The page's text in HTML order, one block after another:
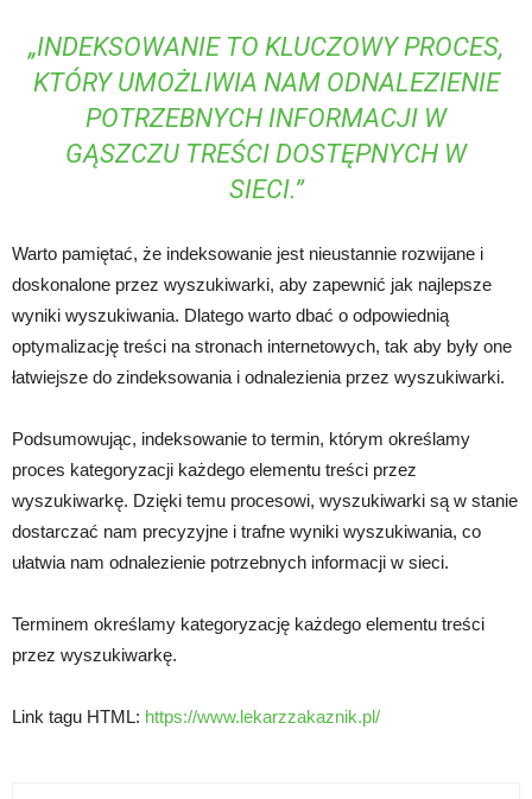
„INDEKSOWANIE TO KLUCZOWY PROCES,
KTÓRY UMOŻLIWIA NAM ODNALEZIENIE
POTRZEBNYCH INFORMACJI W
GĄSZCZU TREŚCI DOSTĘPNYCH W
SIECI.”
Warto pamiętać, że indeksowanie jest nieustannie rozwijane i
doskonalone przez wyszukiwarki, aby zapewnić jak najlepsze
wyniki wyszukiwania. Dlatego warto dbać o odpowiednią
optymalizację treści na stronach internetowych, tak aby były one
łatwiejsze do zindeksowania i odnalezienia przez wyszukiwarki.
Podsumowując, indeksowanie to termin, którym określamy
proces kategoryzacji każdego elementu treści przez
wyszukiwarkę. Dzięki temu procesowi, wyszukiwarki są w stanie
dostarczać nam precyzyjne i trafne wyniki wyszukiwania, co
ułatwia nam odnalezienie potrzebnych informacji w sieci.
Terminem określamy kategoryzację każdego elementu treści
przez wyszukiwarkę.
Link tagu HTML: https://www.lekarzzakaznik.pl/